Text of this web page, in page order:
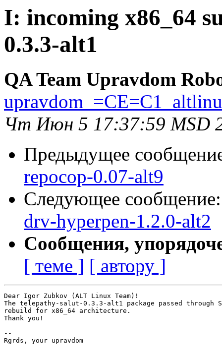
I: incoming x86_64
0.3.3-alt1
QA Team Upravdom
Чт Июн 5 17:37:59 MSD
Предыдущее
repocop-0.07-alt9
Следующее
drv-hyperpen-1.2.0-alt2
Сообщения,
[ теме ] [ автору ]
Dear Igor Zubkov (ALT Linux Team)!
The telepathy-salut-0.3.3-alt1 package passed through
rebuild for x86_64 architecture.
Thank you!
--
Rgrds, your upravdom